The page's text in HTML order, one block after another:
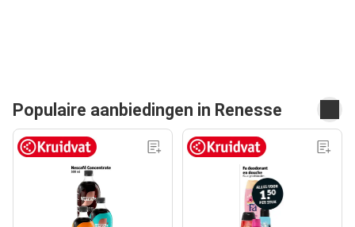
Populaire aanbiedingen in Renesse